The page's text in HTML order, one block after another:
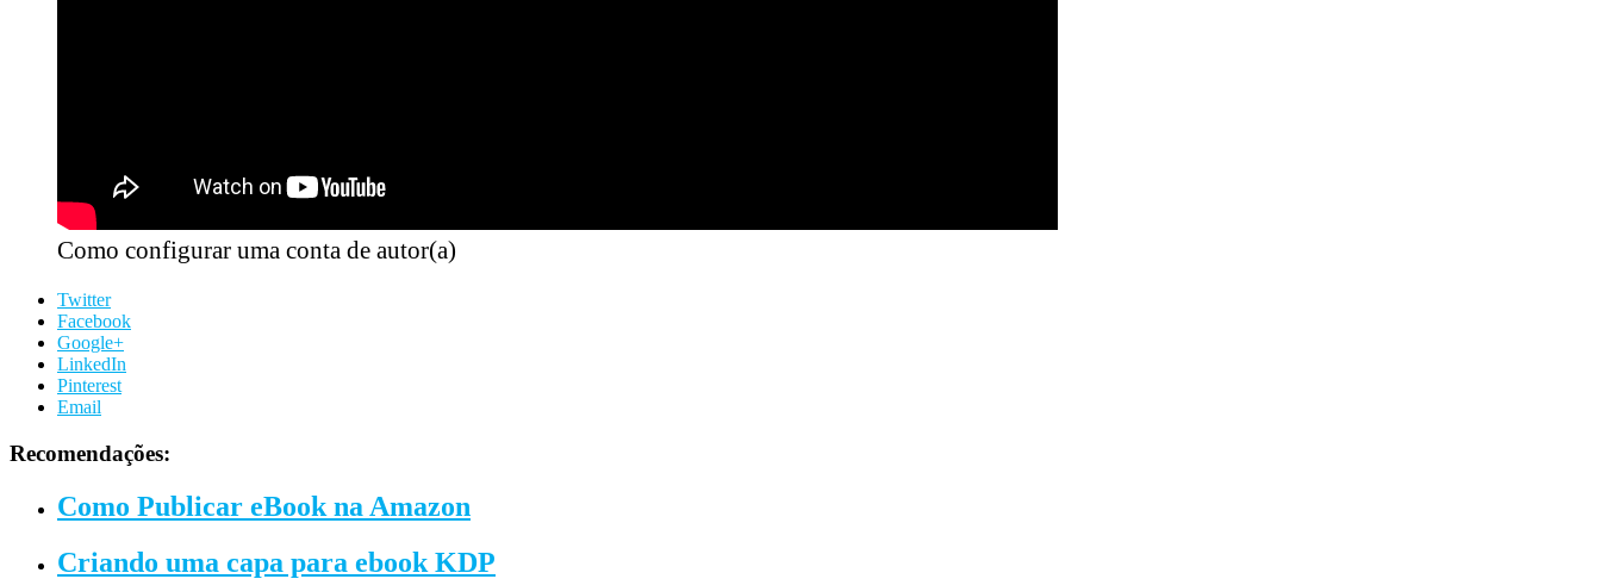
Como configurar uma conta de autor(a)
Twitter
Facebook
Google+
LinkedIn
Pinterest
Email
Recomendações:
Como Publicar eBook na Amazon
Criando uma capa para ebook KDP